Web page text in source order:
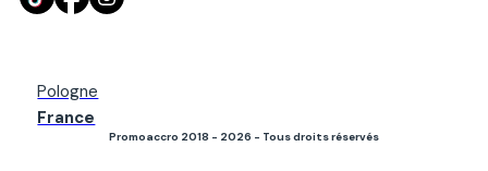
Pologne
France
Promoaccro 2018 - 2026 - Tous droits réservés